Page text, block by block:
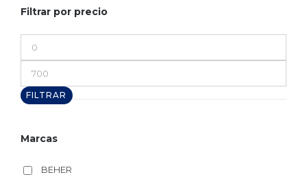
Filtrar por precio
mínimo
máximo
FILTRAR
Marcas
BEHER